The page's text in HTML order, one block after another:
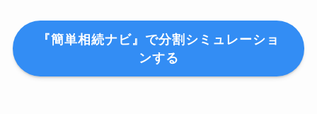
『簡単相続ナビ』で分割シミュレーショ
ンする